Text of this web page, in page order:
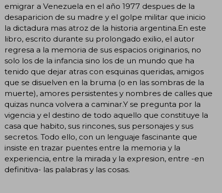
emigrar a Venezuela en el año 1977 despues de la
desaparicion de su madre y el golpe militar que inicio
la dictadura mas atroz de la historia argentina.En este
libro, escrito durante su prolongado exilio, el autor
regresa a la memoria de sus espacios originarios, no
solo los de la infancia sino los de un mundo que ha
tenido que dejar atras con esquinas queridas, amigos
que se disuelven en la bruma (o en las sombras de la
muerte), amores persistentes y nombres de calles que
quizas nunca volvera a caminar.Y se pregunta por la
vigencia y el destino de todo aquello que constituye la
casa que habito, sus rincones, sus personajes y sus
secretos. Todo ello, con un lenguaje fascinante que
insiste en trazar puentes entre la memoria y la
experiencia, entre la mirada y la expresion, entre -en
definitiva- las palabras y las cosas.